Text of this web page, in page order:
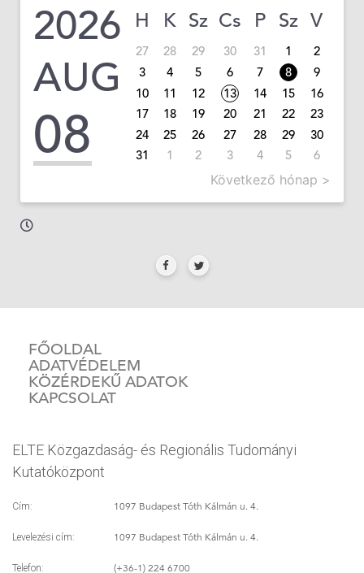
2026
AUG
08
H K Sz Cs P Sz V
27 28 29 30 31 1
2
3
4 5 6 7 8
9
10
11 12 13 14 15
16
17
18 19 20 21 22
23
24
25 26 27 28 29
30
31
1 2 3 4 5 6
Következő hónap >
FŐOLDAL
ADATVÉDELEM
KÖZÉRDEKŰ ADATOK
KAPCSOLAT
ELTE Közgazdaság- és Regionális Tudományi
Kutatóközpont
Cím: 1097 Budapest Tóth Kálmán u. 4.
Levelezési cím: 1097 Budapest Tóth Kálmán u. 4.
Telefon: (+36-1) 224 6700